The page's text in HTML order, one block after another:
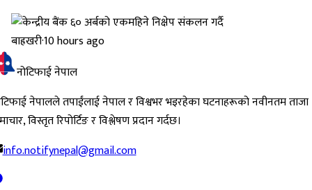
बाह्रखरी·10 hours ago
नोटिफाई नेपाल
नेपालले तपाईंलाई नेपाल र विश्वभर भइरहेका घटनाहरूको नवीनतम ताजा
विस्तृत रिपोर्टिङ र विश्लेषण प्रदान गर्दछ।
info.notifynepal@gmail.com